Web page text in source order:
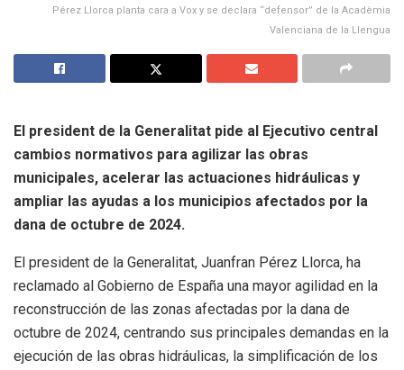
Pérez Llorca planta cara a Vox y se declara “defensor” de la Acadèmia
Valenciana de la Llengua
El president de la Generalitat pide al Ejecutivo central
cambios normativos para agilizar las obras
municipales, acelerar las actuaciones hidráulicas y
ampliar las ayudas a los municipios afectados por la
dana de octubre de 2024.
El president de la Generalitat, Juanfran Pérez Llorca, ha
reclamado al Gobierno de España una mayor agilidad en la
reconstrucción de las zonas afectadas por la dana de
octubre de 2024, centrando sus principales demandas en la
ejecución de las obras hidráulicas, la simplificación de los